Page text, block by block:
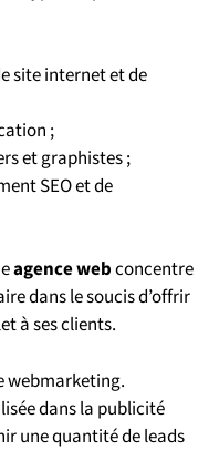
site internet et de
;
et graphistes ;
SEO et de
agence webconcentre
dans le soucis d’offrir
à ses clients.
webmarketing.
dans la publicité
une quantité de leads